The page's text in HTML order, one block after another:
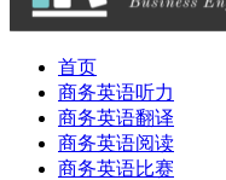
首页
商务英语听力
商务英语翻译
商务英语阅读
商务英语比赛